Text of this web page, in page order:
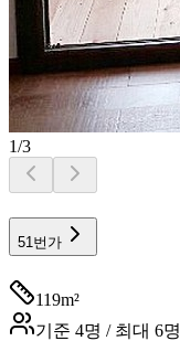
1/3
51번가
119m²
기준 4명 / 최대 6명